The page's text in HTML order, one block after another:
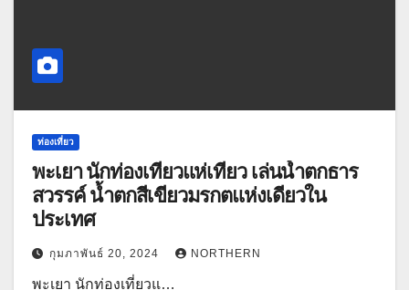
ท่องเที่ยว
พะเยา นักท่องเที่ยวแห่เที่ยว เล่นน้ำตกธาร
สวรรค์ น้ำตกสีเขียวมรกตแห่งเดียวใน
ประเทศ
กุมภาพันธ์ 20, 2024 NORTHERN
พะเยา นักท่องเที่ยวแ…